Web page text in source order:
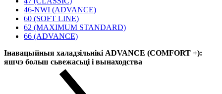
46-NWI (ADVANCE)
60 (SOFT LINE)
62 (MAXIMUM STANDARD)
66 (ADVANCE)
Інавацыйныя халадзільнікі ADVANCE (COMFORT +):
яшчэ больш сьвежасьці і вынаходства